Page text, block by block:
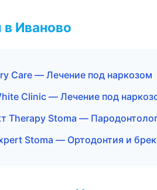
Иваново
Care — Лечение под наркозом
Clinic — Лечение под
Therapy Stoma —
Stoma — Ортодонтия и